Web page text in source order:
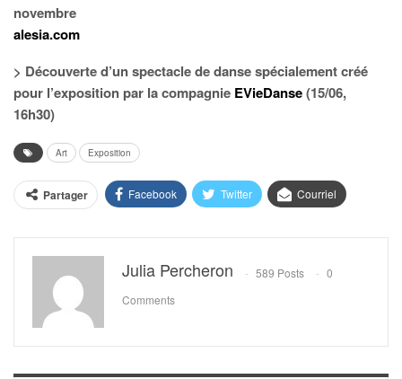
novembre
alesia.com
> Découverte d’un spectacle de danse spécialement créé
pour l’exposition par la compagnie EVieDanse(15/06,
16h30)
Art Exposition
Partager Facebook Twitter Courriel
Julia Percheron 589 Posts
0
Comments